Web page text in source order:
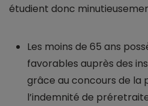
étudient donc
Les moins de 65 ans
favorables auprès des
grâce au concours de la
l’indemnité de